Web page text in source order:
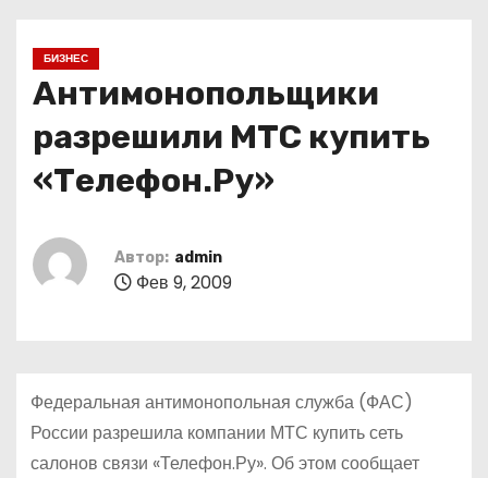
БИЗНЕС
Антимонопольщики
разрешили МТС купить
«Телефон.Ру»
Автор: admin
Фев 9, 2009
Федеральная антимонопольная служба (ФАС)
России разрешила компании МТС купить сеть
салонов связи «Телефон.Ру». Об этом сообщает